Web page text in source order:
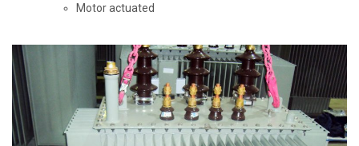
Motor actuated